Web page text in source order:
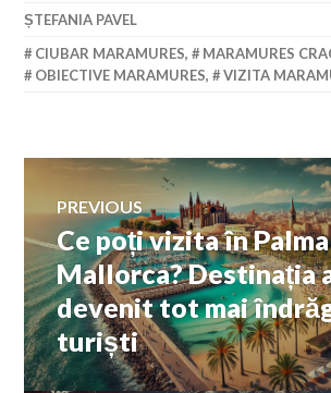
ȘTEFANIA PAVEL
CIUBAR MARAMURES, MARAMURES
OBIECTIVE MARAMURES, VIZITA
Navigare
în
articole
PREVIOUS
Previous
post:
Ce poți vizita în
Mallorca? Destinația
devenit tot mai
turiști